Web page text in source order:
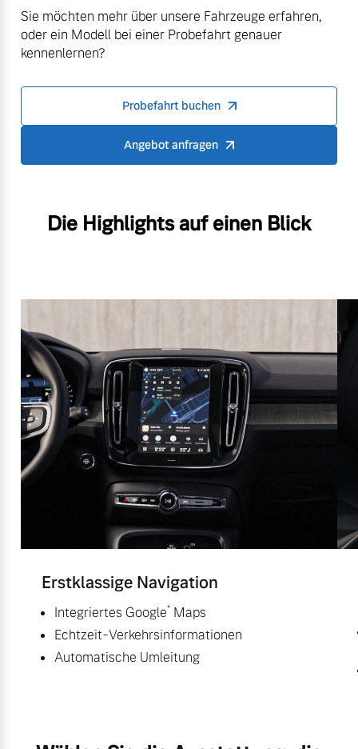
Sie möchten mehr über unsere Fahrzeuge erfahren,
oder ein Modell bei einer Probefahrt genauer
kennenlernen?
Probefahrt buchen
Angebot anfragen
Die Highlights auf einen Blick
Erstklassige Navigation
Integriertes Google* Maps
Echtzeit-Verkehrsinformationen
Automatische Umleitung